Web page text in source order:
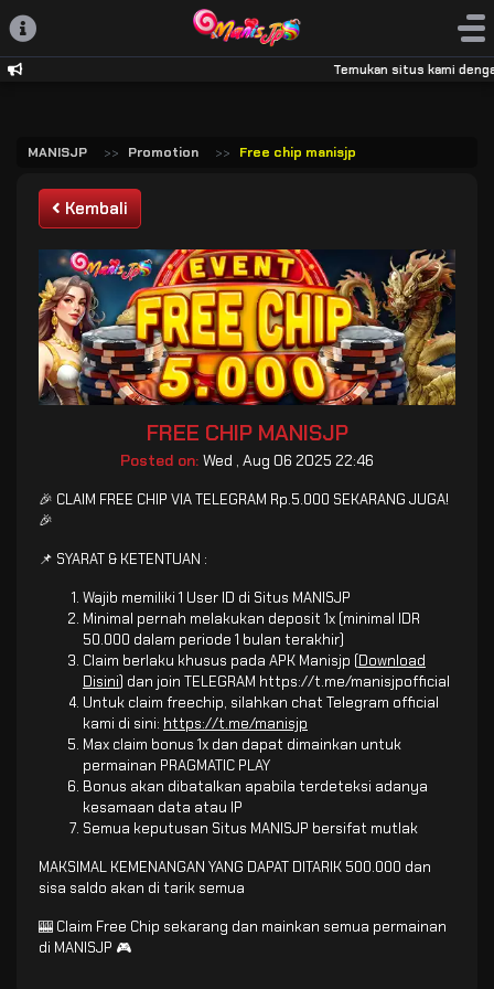
Temukan situs kami
MANISJP Promotion Free chip manisjp
Kembali
FREE CHIP MANISJP
Posted on: Wed , Aug 06 2025 22:46
🎉 CLAIM FREE CHIP VIA TELEGRAM Rp.5.000 SEKARANG JUGA!
🎉
📌 SYARAT & KETENTUAN :
Wajib memiliki 1 User ID di Situs MANISJP
Minimal pernah melakukan deposit 1x (minimal IDR
50.000 dalam periode 1 bulan terakhir)
Claim berlaku khusus pada APK Manisjp (Download
Disini) dan join TELEGRAM https://t.me/manisjpofficial
Untuk claim freechip, silahkan chat Telegram official
kami di sini: https://t.me/manisjp
Max claim bonus 1x dan dapat dimainkan untuk
permainan PRAGMATIC PLAY
Bonus akan dibatalkan apabila terdeteksi adanya
kesamaan data atau IP
Semua keputusan Situs MANISJP bersifat mutlak
MAKSIMAL KEMENANGAN YANG DAPAT DITARIK 500.000 dan
sisa saldo akan di tarik semua
🎰 Claim Free Chip sekarang dan mainkan semua permainan
di MANISJP 🎮